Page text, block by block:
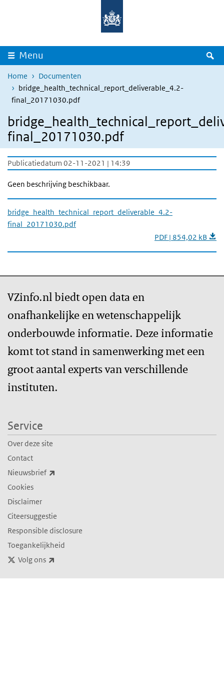
Overslaan en naar de inhoud gaan
Menu
Home
Documenten
bridge_health_technical_report_deliverable_4.2-
final_20171030.pdf
final_20171030.pdf
Publicatiedatum 02-11-2021 | 14:39
Geen beschrijving beschikbaar.
bridge_health_technical_report_deliverable_4.2-
final_20171030.pdf
PDF | 854,02 kB
VZinfo.nl biedt open data en
onafhankelijke en wetenschappelijk
onderbouwde informatie. Deze informatie
komt tot stand in samenwerking met een
groot aantal experts van verschillende
instituten.
Service
Over deze site
Contact
Nieuwsbrief
Cookies
Disclaimer
Citeersuggestie
Responsible disclosure
Toegankelijkheid
Volg ons